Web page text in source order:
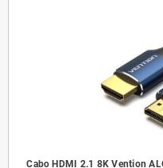
Cabo HDMI 2.1 8K Vention